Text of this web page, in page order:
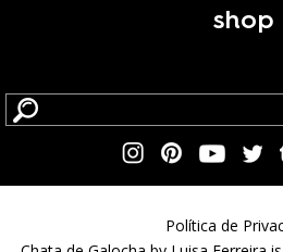
shop
Política de